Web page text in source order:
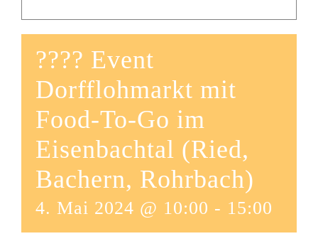
???? Event
Dorfflohmarkt mit
Food-To-Go im
Eisenbachtal (Ried,
Bachern, Rohrbach)
4. Mai 2024 @ 10:00 - 15:00